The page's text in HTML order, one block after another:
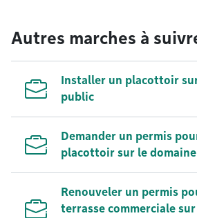
Autres marches à
Installer un placottoir
public
Demander un permis
placottoir sur le
Renouveler un permis
terrasse commerciale